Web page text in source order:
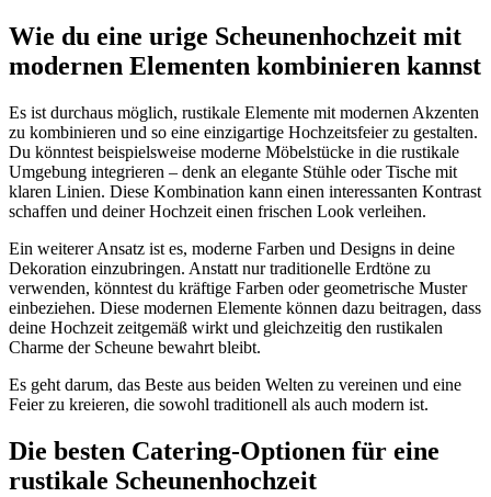
Wie du eine urige Scheunenhochzeit mit
modernen Elementen kombinieren kannst
Es ist durchaus möglich, rustikale Elemente mit modernen Akzenten
zu kombinieren und so eine einzigartige Hochzeitsfeier zu gestalten.
Du könntest beispielsweise moderne Möbelstücke in die rustikale
Umgebung integrieren – denk an elegante Stühle oder Tische mit
klaren Linien. Diese Kombination kann einen interessanten Kontrast
schaffen und deiner Hochzeit einen frischen Look verleihen.
Ein weiterer Ansatz ist es, moderne Farben und Designs in deine
Dekoration einzubringen. Anstatt nur traditionelle Erdtöne zu
verwenden, könntest du kräftige Farben oder geometrische Muster
einbeziehen. Diese modernen Elemente können dazu beitragen, dass
deine Hochzeit zeitgemäß wirkt und gleichzeitig den rustikalen
Charme der Scheune bewahrt bleibt.
Es geht darum, das Beste aus beiden Welten zu vereinen und eine
Feier zu kreieren, die sowohl traditionell als auch modern ist.
Die besten Catering-Optionen für eine
rustikale Scheunenhochzeit